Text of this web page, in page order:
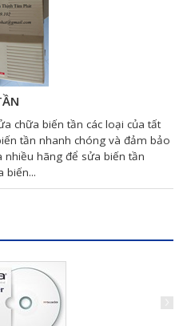
chữa biến tần các loại của tất
tần nhanh chóng và đảm bảo
nhiều hãng để sửa biến tần
biến...